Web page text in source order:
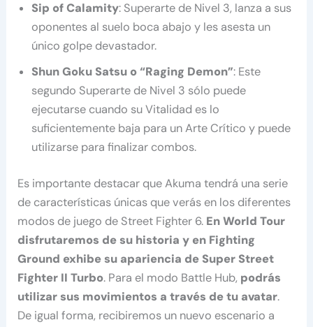
Sip of Calamity: Superarte de Nivel 3, lanza a sus
oponentes al suelo boca abajo y les asesta un
único golpe devastador.
Shun Goku Satsu o “Raging Demon”: Este
segundo Superarte de Nivel 3 sólo puede
ejecutarse cuando su Vitalidad es lo
suficientemente baja para un Arte Crítico y puede
utilizarse para finalizar combos.
Es importante destacar que Akuma tendrá una serie
de características únicas que verás en los diferentes
modos de juego de Street Fighter 6. En World Tour
disfrutaremos de su historia y en Fighting
Ground exhibe su apariencia de Super Street
Fighter II Turbo. Para el modo Battle Hub, podrás
utilizar sus movimientos a través de tu avatar.
De igual forma, recibiremos un nuevo escenario a